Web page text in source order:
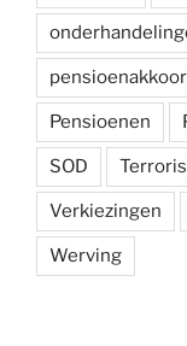
Pensioenen
SOD
Verkiezingen
Werving